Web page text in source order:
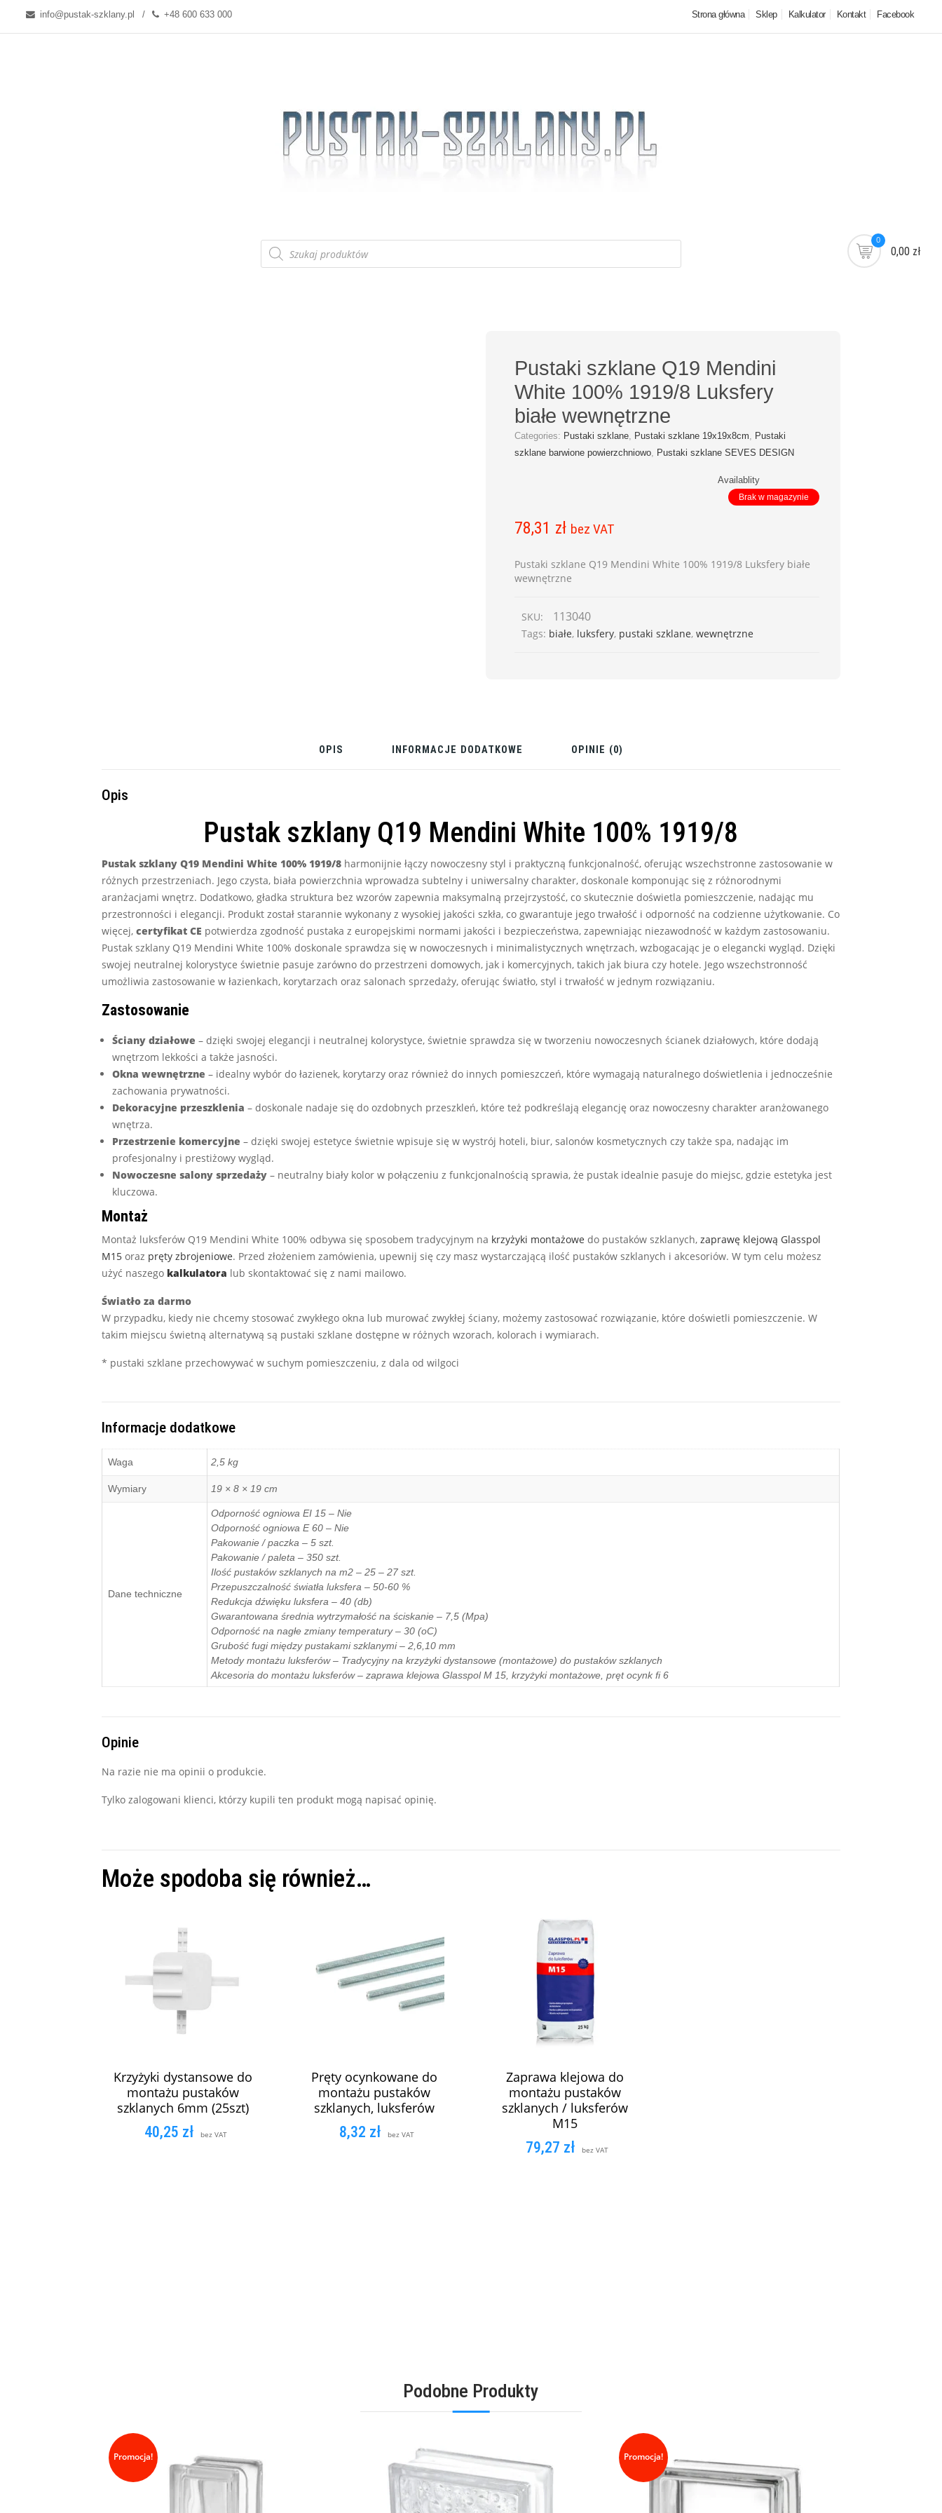
info@pustak-szklany.pl +48 600 633 000 Strona główna Sklep Kalkulator Kontakt Facebook
0
0,00 zł
Pustaki szklane Q19 Mendini
White 100% 1919/8 Luksfery
białe wewnętrzne
Categories: Pustaki szklane, Pustaki szklane 19x19x8cm, Pustaki
szklane barwione powierzchniowo, Pustaki szklane SEVES DESIGN
Availablity
Brak w magazynie
78,31 zł bez VAT
Pustaki szklane Q19 Mendini White 100% 1919/8 Luksfery białe
wewnętrzne
SKU: 113040
Tags: białe, luksfery, pustaki szklane,wewnętrzne
OPIS INFORMACJE DODATKOWE OPINIE (0)
Opis
Pustak szklany Q19 Mendini White 100% 1919/8
Pustak szklany Q19 Mendini White 100% 1919/8 harmonijnie łączy nowoczesny styl i praktyczną funkcjonalność, oferując wszechstronne zastosowanie w
różnych przestrzeniach. Jego czysta, biała powierzchnia wprowadza subtelny i uniwersalny charakter, doskonale komponując się z różnorodnymi
aranżacjami wnętrz. Dodatkowo, gładka struktura bez wzorów zapewnia maksymalną przejrzystość, co skutecznie doświetla pomieszczenie, nadając mu
przestronności i elegancji. Produkt został starannie wykonany z wysokiej jakości szkła, co gwarantuje jego trwałość i odporność na codzienne użytkowanie. Co
więcej,certyfikat CE potwierdza zgodność pustaka z europejskimi normami jakości i bezpieczeństwa, zapewniając niezawodność w każdym zastosowaniu.
Pustak szklany Q19 Mendini White 100% doskonale sprawdza się w nowoczesnych i minimalistycznych wnętrzach, wzbogacając je o elegancki wygląd. Dzięki
swojej neutralnej kolorystyce świetnie pasuje zarówno do przestrzeni domowych, jak i komercyjnych, takich jak biura czy hotele. Jego wszechstronność
umożliwia zastosowanie w łazienkach, korytarzach oraz salonach sprzedaży, oferując światło, styl i trwałość w jednym rozwiązaniu.
Zastosowanie
Ściany działowe – dzięki swojej elegancji i neutralnej kolorystyce, świetnie sprawdza się w tworzeniu nowoczesnych ścianek działowych, które dodają
wnętrzom lekkości a także jasności.
Okna wewnętrzne – idealny wybór do łazienek, korytarzy oraz również do innych pomieszczeń, które wymagają naturalnego doświetlenia i jednocześnie
zachowania prywatności.
Dekoracyjne przeszklenia – doskonale nadaje się do ozdobnych przeszkleń, które też podkreślają elegancję oraz nowoczesny charakter aranżowanego
wnętrza.
Przestrzenie komercyjne – dzięki swojej estetyce świetnie wpisuje się w wystrój hoteli, biur, salonów kosmetycznych czy także spa, nadając im
profesjonalny i prestiżowy wygląd.
Nowoczesne salony sprzedaży – neutralny biały kolor w połączeniu z funkcjonalnością sprawia, że pustak idealnie pasuje do miejsc, gdzie estetyka jest
kluczowa.
Montaż
Montaż luksferów Q19 Mendini White 100% odbywa się sposobem tradycyjnym na krzyżyki montażowe do pustaków szklanych, zaprawę klejową Glasspol
M15 oraz pręty zbrojeniowe. Przed złożeniem zamówienia, upewnij się czy masz wystarczającą ilość pustaków szklanych i akcesoriów. W tym celu możesz
użyć naszego kalkulatora lub skontaktować się z nami mailowo.
Światło za darmo
W przypadku, kiedy nie chcemy stosować zwykłego okna lub murować zwykłej ściany, możemy zastosować rozwiązanie, które doświetli pomieszczenie. W
takim miejscu świetną alternatywą są pustaki szklane dostępne w różnych wzorach, kolorach i wymiarach.
* pustaki szklane przechowywać w suchym pomieszczeniu, z dala od wilgoci
Informacje dodatkowe
Waga 2,5 kg
Wymiary 19 × 8 × 19 cm
Dane techniczne
Odporność ogniowa EI 15 – Nie
Odporność ogniowa E 60 – Nie
Pakowanie / paczka – 5 szt.
Pakowanie / paleta – 350 szt.
Ilość pustaków szklanych na m2 – 25 – 27 szt.
Przepuszczalność światła luksfera – 50-60 %
Redukcja dźwięku luksfera – 40 (db)
Gwarantowana średnia wytrzymałość na ściskanie – 7,5 (Mpa)
Odporność na nagłe zmiany temperatury – 30 (oC)
Grubość fugi między pustakami szklanymi – 2,6,10 mm
Metody montażu luksferów – Tradycyjny na krzyżyki dystansowe (montażowe) do pustaków szklanych
Akcesoria do montażu luksferów – zaprawa klejowa Glasspol M 15, krzyżyki montażowe, pręt ocynk fi 6
Opinie
Na razie nie ma opinii o produkcie.
Tylko zalogowani klienci, którzy kupili ten produkt mogą napisać opinię.
Może spodoba się również…
Krzyżyki dystansowe do
montażu pustaków
szklanych 6mm (25szt)
40,25 zł bez VAT
Pręty ocynkowane do
montażu pustaków
szklanych, luksferów
8,32 zł bez VAT
Zaprawa klejowa do
montażu pustaków
szklanych / luksferów
M15
79,27 zł bez VAT
Podobne Produkty
Promocja! Promocja!